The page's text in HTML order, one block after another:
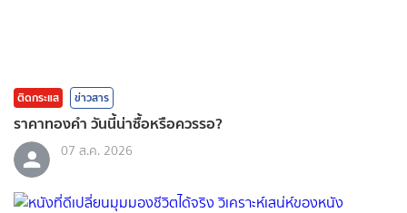
ติดกระแส ข่าวสาร
ราคาทองคํา วันนี้น่าซื้อหรือควรรอ?
07 ส.ค. 2026